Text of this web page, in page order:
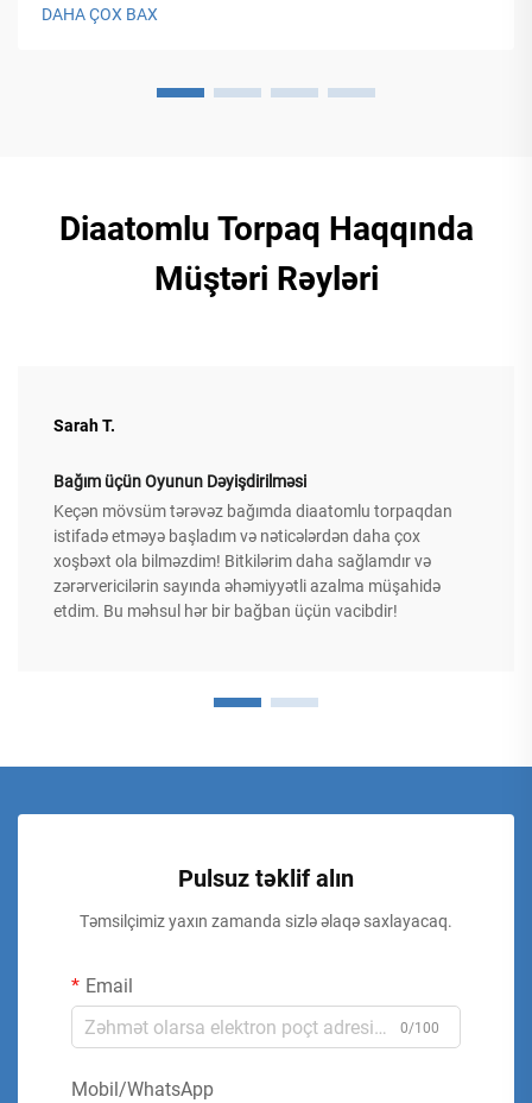
uyğunlaşdırın. Daha ətraflı məlumat əldə edin.
DAHA ÇOX BAX
Diaatomlu Torpaq Haqqında
Müştəri Rəyləri
Sarah T.
Bağım üçün Oyunun Dəyişdirilməsi
Keçən mövsüm tərəvəz bağımda diaatomlu torpaqdan
istifadə etməyə başladım və nəticələrdən daha çox
xoşbəxt ola bilməzdim! Bitkilərim daha sağlamdır və
zərərvericilərin sayında əhəmiyyətli azalma müşahidə
etdim. Bu məhsul hər bir bağban üçün vacibdir!
Pulsuz təklif alın
Təmsilçimiz yaxın zamanda sizlə əlaqə saxlayacaq.
Email
0/100
Mobil/WhatsApp